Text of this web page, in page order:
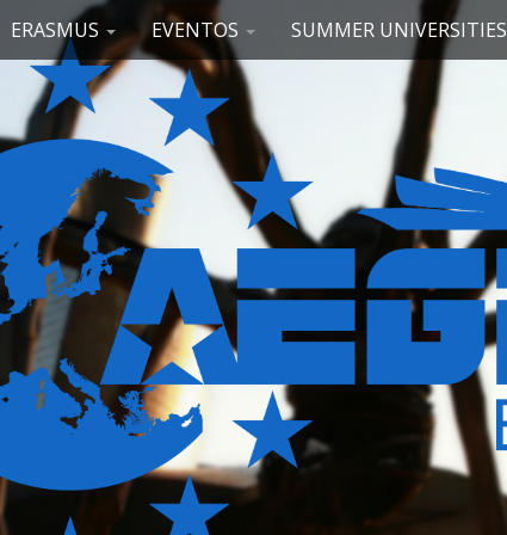
ERASMUS EVENTOS SUMMER UNIVERSITIES